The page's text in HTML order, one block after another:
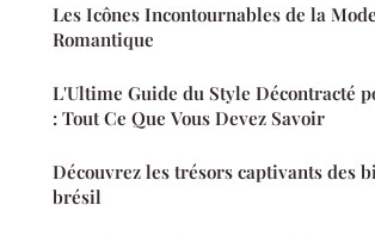
Les Icônes Incontournables de la Mode
Romantique
L'Ultime Guide du Style Décontracté
: Tout Ce Que Vous Devez Savoir
Découvrez les trésors captivants des
brésil